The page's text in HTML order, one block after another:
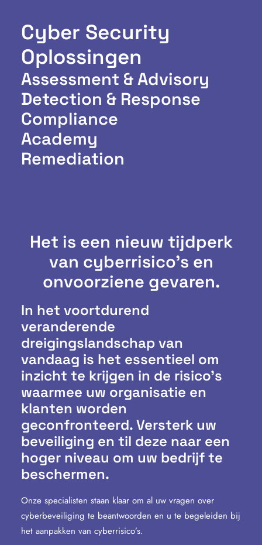
Cyber Security
Oplossingen
Assessment & Advisory
Detection & Response
Compliance
Academy
Remediation
Het is een nieuw tijdperk
van cyberrisico's en
onvoorziene gevaren.
In het voortdurend
veranderende
dreigingslandschap van
vandaag is het essentieel om
inzicht te krijgen in de risico’s
waarmee uw organisatie en
klanten worden
geconfronteerd. Versterk uw
beveiliging en til deze naar een
hoger niveau om uw bedrijf te
beschermen.
Onze specialisten staan klaar om al uw vragen over
cyberbeveiliging te beantwoorden en u te begeleiden bij
het aanpakken van cyberrisico’s.